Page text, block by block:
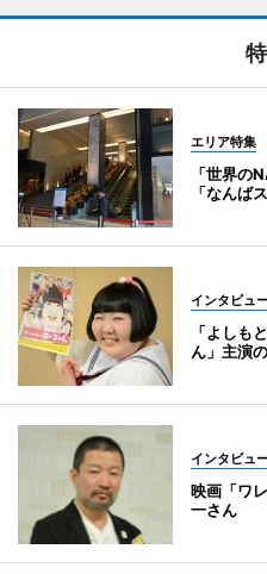
エリア特集
「世界の
「なんば
インタビュ
「よしも
ん」主演
インタビュ
映画「ワ
一さん